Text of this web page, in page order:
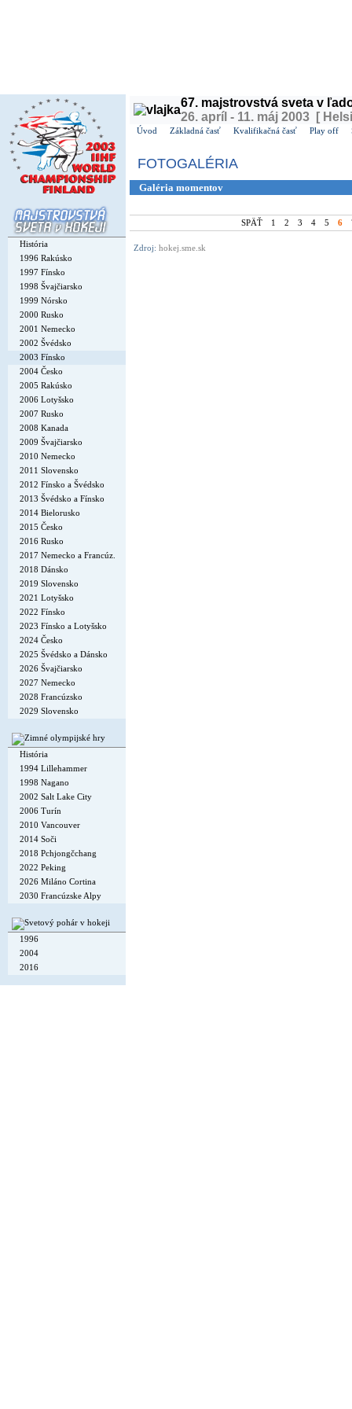
História
1996 Rakúsko
1997 Fínsko
1998 Švajčiarsko
1999 Nórsko
2000 Rusko
2001 Nemecko
2002 Švédsko
2003 Fínsko
2004 Česko
2005 Rakúsko
2006 Lotyšsko
2007 Rusko
2008 Kanada
2009 Švajčiarsko
2010 Nemecko
2011 Slovensko
2012 Fínsko a Švédsko
2013 Švédsko a Fínsko
2014 Bielorusko
2015 Česko
2016 Rusko
2017 Nemecko a Francúz.
2018 Dánsko
2019 Slovensko
2021 Lotyšsko
2022 Fínsko
2023 Fínsko a Lotyšsko
2024 Česko
2025 Švédsko a Dánsko
2026 Švajčiarsko
2027 Nemecko
2028 Francúzsko
2029 Slovensko
História
1994 Lillehammer
1998 Nagano
2002 Salt Lake City
2006 Turín
2010 Vancouver
2014 Soči
2018 Pchjongčchang
2022 Peking
2026 Miláno Cortina
2030 Francúzske Alpy
1996
2004
2016
67. majstrovstvá sveta v
26. apríl - 11. máj 2003 [
Úvod Základná časť Kvalifikačná časť Play off
FOTOGALÉRIA
Galéria momentov
SPÄŤ 1 2 3 4 5 6
Zdroj: hokej.sme.sk